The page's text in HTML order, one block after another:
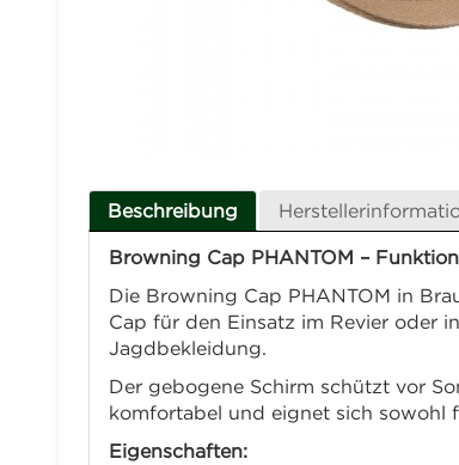
Beschreibung
Browning Cap PHANTOM –
Die Browning Cap PHANTOM in
Cap für den Einsatz im Revier oder
Jagdbekleidung.
Der gebogene Schirm schützt vor
komfortabel und eignet sich sowohl
Eigenschaften: